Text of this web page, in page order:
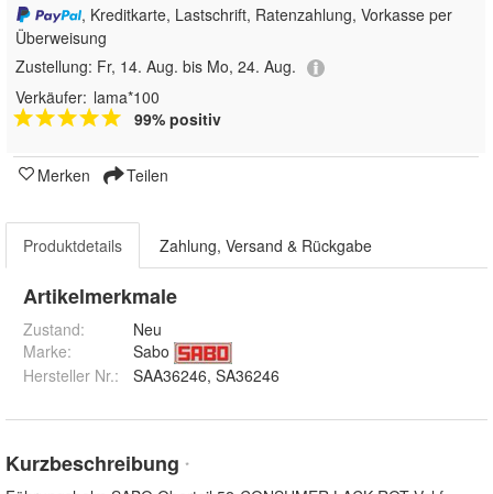
, Kreditkarte, Lastschrift, Ratenzahlung, Vorkasse per
Überweisung
Zustellung: Fr, 14. Aug. bis Mo, 24. Aug.
Verkäufer: lama*100
99% positiv
Merken Teilen
Produktdetails Zahlung, Versand & Rückgabe
Artikelmerkmale
Zustand:
Neu
Marke:
Sabo
Hersteller Nr.:
SAA36246, SA36246
Kurzbeschreibung *